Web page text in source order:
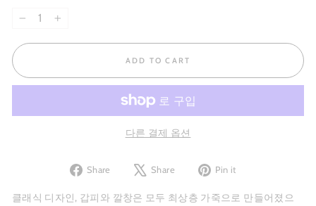
ADD TO CART
다른 결제 옵션
Share
Share
Facebook
Share
Tweet
X
Pin it
Pinterest
클래식 디자인, 갑피와 깔창은 모두 최상층 가죽으로 만들어졌으